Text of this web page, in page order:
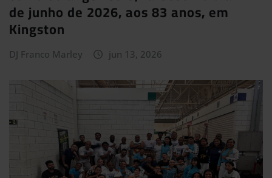
de junho de 2026, aos 83 anos, em
Kingston
DJ Franco Marley jun 13, 2026